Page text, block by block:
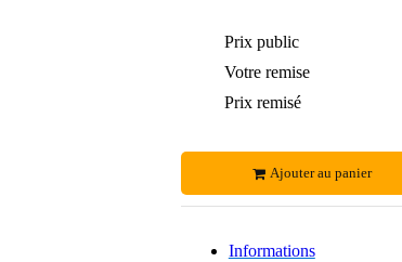
Prix public
Votre remise
Prix remisé
Ajouter au panier
Informations